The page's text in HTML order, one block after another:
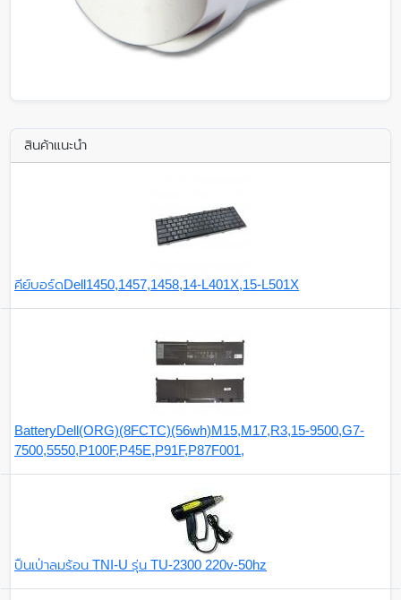
สินค้าแนะนำ
คีย์บอร์ดDell1450,1457,1458,14-L401X,15-L501X
BatteryDell(ORG)(8FCTC)(56wh)M15,M17,R3,15-9500,G7-
7500,5550,P100F,P45E,P91F,P87F001,
ปืนเป่าลมร้อน TNI-U รุ่น TU-2300 220v-50hz